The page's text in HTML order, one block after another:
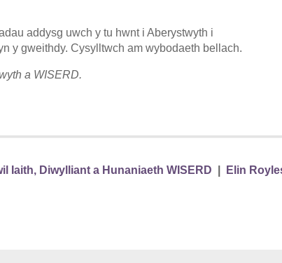
addysg uwch y tu hwnt i Aberystwyth i
y gweithdy. Cysylltwch am wybodaeth bellach.
a WISERD.
Iaith, Diwylliant a Hunaniaeth WISERD Elin